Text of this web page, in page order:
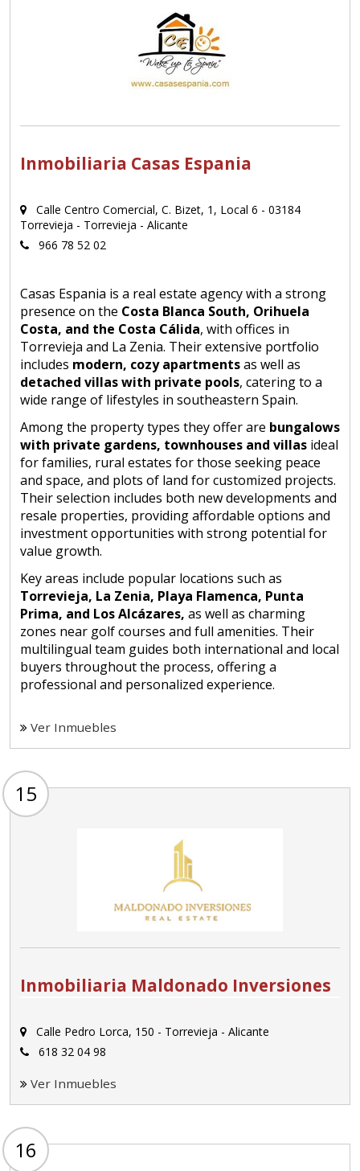
Inmobiliaria Casas Espania
Calle Centro Comercial, C. Bizet, 1, Local 6 - 03184
Torrevieja - Torrevieja - Alicante
966 78 52 02
Casas Espania is a real estate agency with a strong
presence on the Costa Blanca South, Orihuela
Costa, and the Costa Cálida, with offices in
Torrevieja and La Zenia. Their extensive portfolio
includes modern, cozy apartmentsas well as
detached villas with private pools, catering to a
wide range of lifestyles in southeastern Spain.
Among the property types they offer are bungalows
with private gardens, townhouses and villas ideal
for families, rural estates for those seeking peace
and space, and plots of land for customized projects.
Their selection includes both new developments and
resale properties, providing affordable options and
investment opportunities with strong potential for
value growth.
Key areas include popular locations such as
Torrevieja, La Zenia, Playa Flamenca, Punta
Prima, and Los Alcázares, as well as charming
zones near golf courses and full amenities. Their
multilingual team guides both international and local
buyers throughout the process, offering a
professional and personalized experience.
Ver Inmuebles
15
Inmobiliaria Maldonado Inversiones
Calle Pedro Lorca, 150 - Torrevieja - Alicante
618 32 04 98
Ver Inmuebles
16